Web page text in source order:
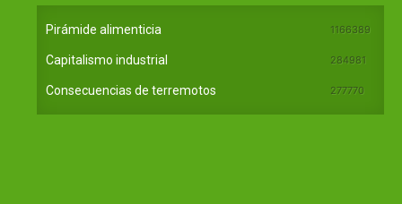
Pirámide alimenticia 1166389
Capitalismo industrial 284981
Consecuencias de terremotos 277770